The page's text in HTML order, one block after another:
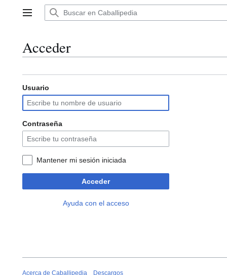
Menú principal
Acceder
Usuario
Contraseña
Mantener mi sesión iniciada
Acceder
Ayuda con el acceso
Acerca de Caballipedia Descargos